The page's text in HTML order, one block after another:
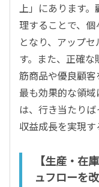
上」にあります
理することで、
となり、アップ
す。また、正確
筋商品や優良顧
最も効果的な領
は、行き当たり
収益成長を実現す
【生産・在
ュフローを